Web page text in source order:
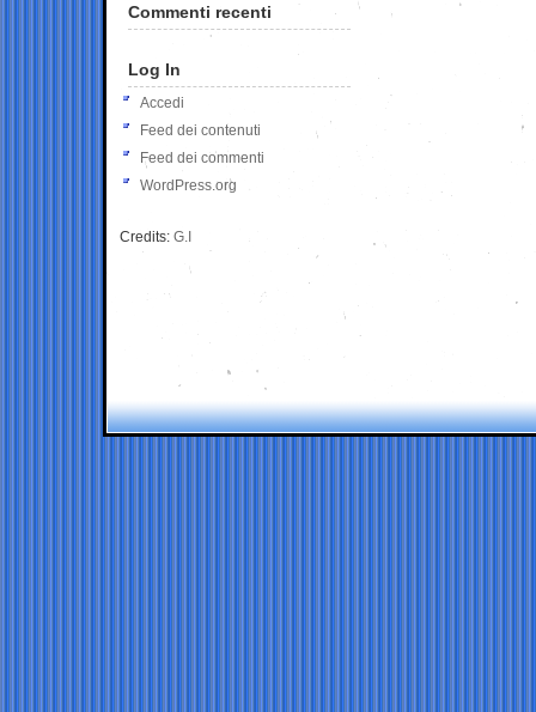
Commenti recenti
Log In
Accedi
Feed dei contenuti
Feed dei commenti
WordPress.org
Credits: G.I